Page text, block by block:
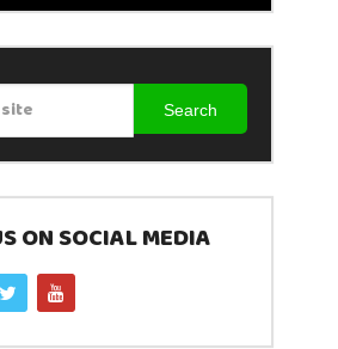
Search
ON SOCIAL MEDIA